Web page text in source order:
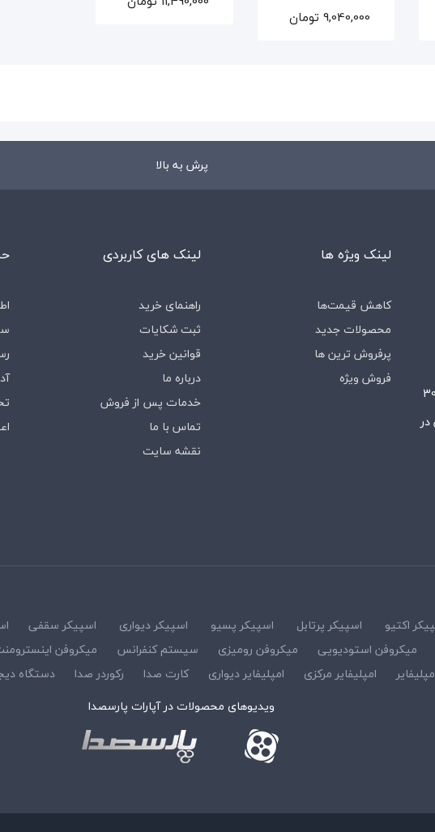
9,040,000 تومان
اضافه به سبد
پرش به بالا
در
لینک ویژه ها
کاهش قیمت‌ها
محصولات جدید
پرفروش ترین ها
فروش ویژه
لینک های کاربردی
راهنمای خرید
ثبت شکایات
قوانین خرید
درباره‌ ما
خدمات پس از فروش
تماس با ما
نقشه سایت
اکتیو اسپیکر پرتابل اسپیکر پسیو اسپیکر دیواری اسپیکر سقفی
میکروفن استودیویی میکروفن رومیزی سیستم کنفرانس
میکروفن
امپلیفایر مرکزی امپلیفایر دیواری کارت صدا رکوردر صدا
دستگاه
ویدیوهای محصولات در آپارات پارسصدا